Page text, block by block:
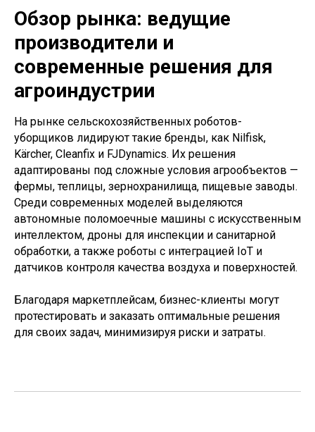
Обзор рынка: ведущие
производители и
современные решения для
агроиндустрии
На рынке сельскохозяйственных роботов-
уборщиков лидируют такие бренды, как Nilfisk,
Kärcher, Cleanfix и FJDynamics. Их решения
адаптированы под сложные условия агрообъектов —
фермы, теплицы, зернохранилища, пищевые заводы.
Среди современных моделей выделяются
автономные поломоечные машины с искусственным
интеллектом, дроны для инспекции и санитарной
обработки, а также роботы с интеграцией IoT и
датчиков контроля качества воздуха и поверхностей.
Благодаря маркетплейсам, бизнес-клиенты могут
протестировать и заказать оптимальные решения
для своих задач, минимизируя риски и затраты.